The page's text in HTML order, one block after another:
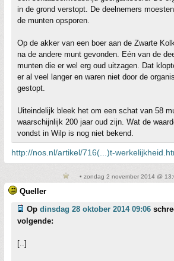
in de grond verstopt. De deelnemers
de munten opsporen.
Op de akker van een boer aan de Zwarte
na de andere munt gevonden. Eén van de
munten die er wel erg oud uitzagen. Dat
er al veel langer en waren niet door de
gestopt.
Uiteindelijk bleek het om een schat van 58
waarschijnlijk 200 jaar oud zijn. Wat de
vondst in Wilp is nog niet bekend.
http://nos.nl/artikel/716(...)t-
• zondag 2 november 2014 @
Queller
Op dinsdag 28 oktober 2014 09:06
volgende:
[..]